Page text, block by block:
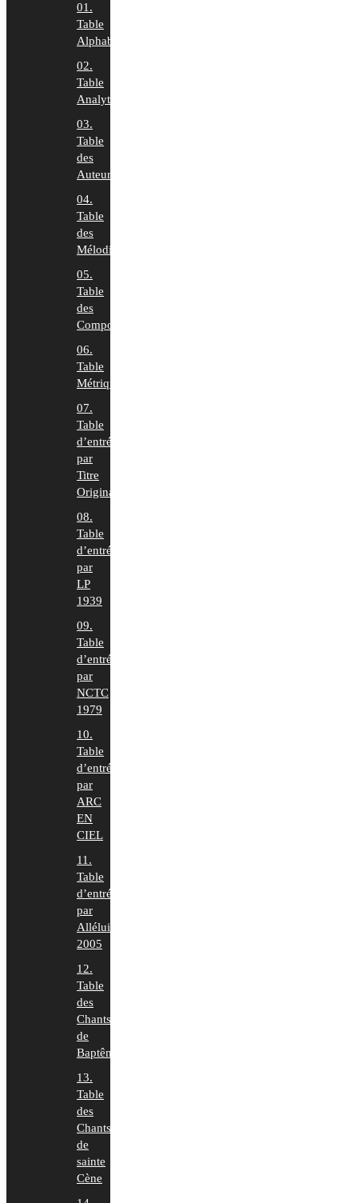
01.
Table
Alphabétique
02.
Table
Analytique
03.
Table
des
Auteurs
04.
Table
des
Mélodies
05.
Table
des
Compositeurs
06.
Table
Métrique
07.
Table
d’entrée
par
Titre
Original
08.
Table
d’entrée
par
LP
1939
09.
Table
d’entrée
par
NCTC
1979
10.
Table
d’entrée
par
ARC
EN
CIEL
11.
Table
d’entrée
par
Alléluia
2005
12.
Table
des
Chants
de
Baptême
13.
Table
des
Chants
de
sainte
Cène